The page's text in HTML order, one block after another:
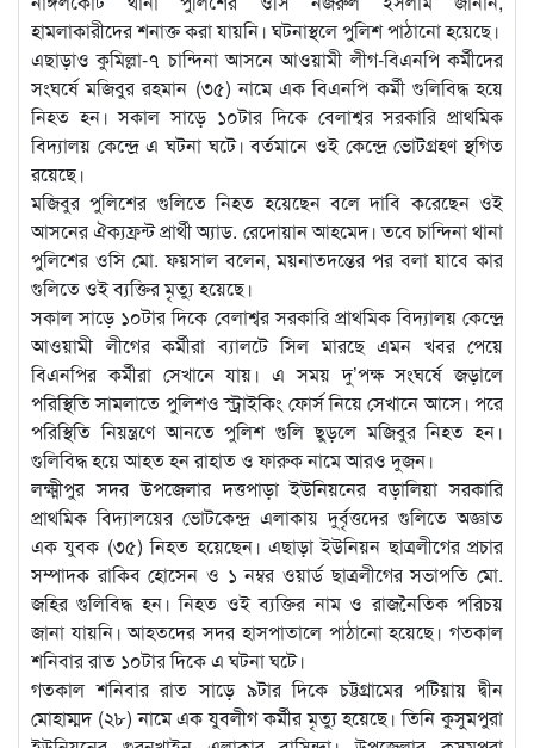
হামলাকারীদের শনাক্ত করা যায়নি। ঘটনাস্থলে পুলিশ পাঠানো হয়েছে।
এছাড়াও কুমিল্লা-৭ চান্দিনা আসনে আওয়ামী লীগ-বিএনপি কর্মীদের
সংঘর্ষে মজিবুর রহমান (৩৫) নামে এক বিএনপি কর্মী গুলিবিদ্ধ হয়ে
নিহত হন। সকাল সাড়ে ১০টার দিকে বেলাশ্বর সরকারি প্রাথমিক
বিদ্যালয় কেন্দ্রে এ ঘটনা ঘটে। বর্তমানে ওই কেন্দ্রে ভোটগ্রহণ স্থগিত
রয়েছে।
মজিবুর পুলিশের গুলিতে নিহত হয়েছেন বলে দাবি করেছেন ওই
আসনের ঐক্যফ্রন্ট প্রার্থী অ্যাড. রেদোয়ান আহমেদ। তবে চান্দিনা থানা
পুলিশের ওসি মো. ফয়সাল বলেন, ময়নাতদন্তের পর বলা যাবে কার
গুলিতে ওই ব্যক্তির মৃত্যু হয়েছে।
সকাল সাড়ে ১০টার দিকে বেলাশ্বর সরকারি প্রাথমিক বিদ্যালয় কেন্দ্রে
আওয়ামী লীগের কর্মীরা ব্যালটে সিল মারছে এমন খবর পেয়ে
বিএনপির কর্মীরা সেখানে যায়। এ সময় দু’পক্ষ সংঘর্ষে জড়ালে
পরিস্থিতি সামলাতে পুলিশও স্ট্রাইকিং ফোর্স নিয়ে সেখানে আসে। পরে
পরিস্থিতি নিয়ন্ত্রণে আনতে পুলিশ গুলি ছুড়লে মজিবুর নিহত হন।
গুলিবিদ্ধ হয়ে আহত হন রাহাত ও ফারুক নামে আরও দুজন।
লক্ষ্মীপুর সদর উপজেলার দত্তপাড়া ইউনিয়নের বড়ালিয়া সরকারি
প্রাথমিক বিদ্যালয়ের ভোটকেন্দ্র এলাকায় দুর্বৃত্তদের গুলিতে অজ্ঞাত
এক যুবক (৩৫) নিহত হয়েছেন। এছাড়া ইউনিয়ন ছাত্রলীগের প্রচার
সম্পাদক রাকিব হোসেন ও ১ নম্বর ওয়ার্ড ছাত্রলীগের সভাপতি মো.
জহির গুলিবিদ্ধ হন। নিহত ওই ব্যক্তির নাম ও রাজনৈতিক পরিচয়
জানা যায়নি। আহতদের সদর হাসপাতালে পাঠানো হয়েছে। গতকাল
শনিবার রাত ১০টার দিকে এ ঘটনা ঘটে।
গতকাল শনিবার রাত সাড়ে ৯টার দিকে চট্টগ্রামের পটিয়ায় দ্বীন
মোহাম্মদ (২৮) নামে এক যুবলীগ কর্মীর মৃত্যু হয়েছে। তিনি কুসুমপুরা